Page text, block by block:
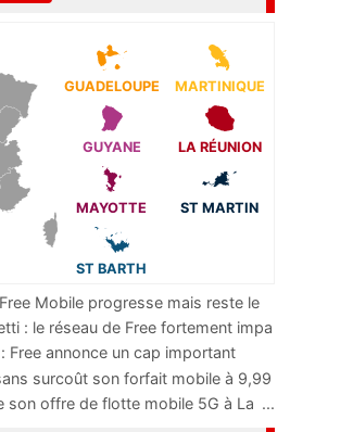
GUADELOUPE MARTINIQUE
GUYANE LA RÉUNION
MAYOTTE ST MARTIN
ST BARTH
Mobile progresse mais reste le
...
: le réseau de Free fortement impa
Free annonce un cap important
...
surcoût son forfait mobile à 9,99
son offre de flotte mobile 5G à La ...